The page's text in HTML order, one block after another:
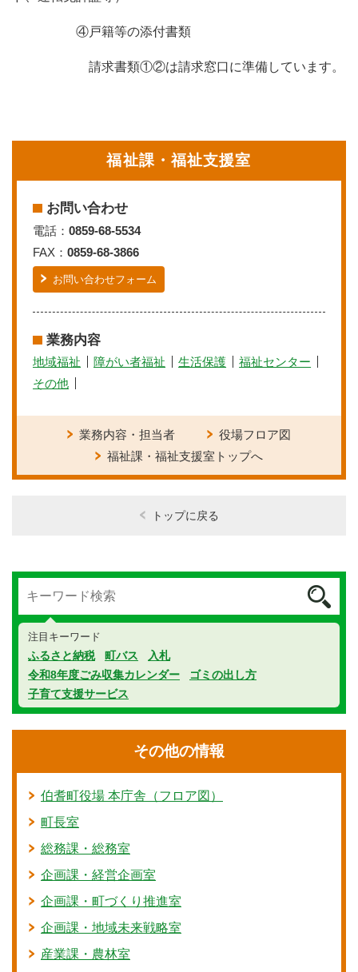
④戸籍等の添付書類
請求書類①②は請求窓口に準備しています。
福祉課・福祉支援室
お問い合わせ
電話： 0859-68-5534
FAX： 0859-68-3866
お問い合わせフォーム
業務内容
地域福祉 障がい者福祉 生活保護
福祉センター
その他
業務内容・担当者
役場フロア図
福祉課・福祉支援室トップへ
トップに戻る
注目キーワード
ふるさと納税 町バス
入札
令和8年度ごみ収集カレンダー
ゴミの出し方
子育て支援サービス
その他の情報
伯耆町役場 本庁舎（フロア図）
町長室
総務課・総務室
企画課・経営企画室
企画課・町づくり推進室
企画課・地域未来戦略室
産業課・農林室